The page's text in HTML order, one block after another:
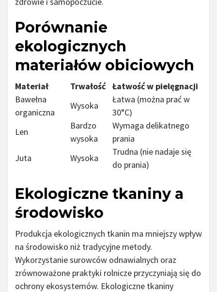
Porównanie
ekologicznych
materiałów obiciowych
Materiał Trwałość
Łatwość w pielęgnacji
Bawełna
organiczna
Wysoka
Łatwa (można prać w
30°C)
Len
Bardzo
wysoka
Wymaga delikatnego
prania
Juta
Wysoka
Trudna (nie nadaje się
do prania)
Ekologiczne tkaniny a
środowisko
Produkcja ekologicznych tkanin ma mniejszy wpływ
na środowisko niż tradycyjne metody.
Wykorzystanie surowców odnawialnych oraz
zrównoważone praktyki rolnicze przyczyniają się do
ochrony ekosystemów. Ekologiczne tkaniny